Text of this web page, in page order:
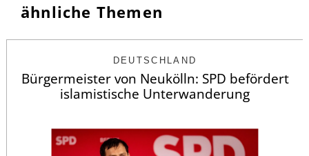
ähnliche Themen
DEUTSCHLAND
Bürgermeister von Neukölln: SPD befördert
islamistische Unterwanderung